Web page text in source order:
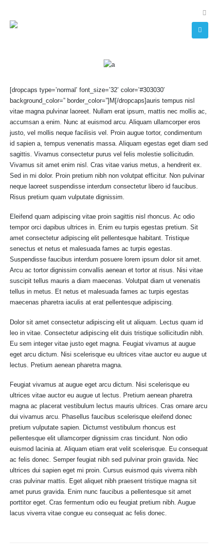
[dropcaps type=’normal’ font_size=’32’ color=’#303030′
background_color=” border_color=”]M[/dropcaps]auris tempus nisl
vitae magna pulvinar laoreet. Nullam erat ipsum, mattis nec mollis ac,
accumsan a enim. Nunc at euismod arcu. Aliquam ullamcorper eros
justo, vel mollis neque facilisis vel. Proin augue tortor, condimentum
id sapien a, tempus venenatis massa. Aliquam egestas eget diam sed
sagittis. Vivamus consectetur purus vel felis molestie sollicitudin.
Vivamus sit amet enim nisl. Cras vitae varius metus, a hendrerit ex.
Sed in mi dolor. Proin pretium nibh non volutpat efficitur. Non pulvinar
neque laoreet suspendisse interdum consectetur libero id faucibus.
Risus pretium quam vulputate dignissim.
Eleifend quam adipiscing vitae proin sagittis nisl rhoncus. Ac odio
tempor orci dapibus ultrices in. Enim eu turpis egestas pretium. Sit
amet consectetur adipiscing elit pellentesque habitant. Tristique
senectus et netus et malesuada fames ac turpis egestas.
Suspendisse faucibus interdum posuere lorem ipsum dolor sit amet.
Arcu ac tortor dignissim convallis aenean et tortor at risus. Nisi vitae
suscipit tellus mauris a diam maecenas. Volutpat diam ut venenatis
tellus in metus. Et netus et malesuada fames ac turpis egestas
maecenas pharetra iaculis at erat pellentesque adipiscing.
Dolor sit amet consectetur adipiscing elit ut aliquam. Lectus quam id
leo in vitae. Consectetur adipiscing elit duis tristique sollicitudin nibh.
Eu sem integer vitae justo eget magna. Feugiat vivamus at augue
eget arcu dictum. Nisi scelerisque eu ultrices vitae auctor eu augue ut
lectus. Pretium aenean pharetra magna.
Feugiat vivamus at augue eget arcu dictum. Nisi scelerisque eu
ultrices vitae auctor eu augue ut lectus. Pretium aenean pharetra
magna ac placerat vestibulum lectus mauris ultrices. Cras ornare arcu
dui vivamus arcu. Phasellus faucibus scelerisque eleifend donec
pretium vulputate sapien. Dictumst vestibulum rhoncus est
pellentesque elit ullamcorper dignissim cras tincidunt. Non odio
euismod lacinia at. Aliquam etiam erat velit scelerisque. Eu consequat
ac felis donec. Semper feugiat nibh sed pulvinar proin gravida. Nec
ultrices dui sapien eget mi proin. Cursus euismod quis viverra nibh
cras pulvinar mattis. Eget aliquet nibh praesent tristique magna sit
amet purus gravida. Enim nunc faucibus a pellentesque sit amet
porttitor eget. Cras fermentum odio eu feugiat pretium nibh. Augue
lacus viverra vitae congue eu consequat ac felis donec.